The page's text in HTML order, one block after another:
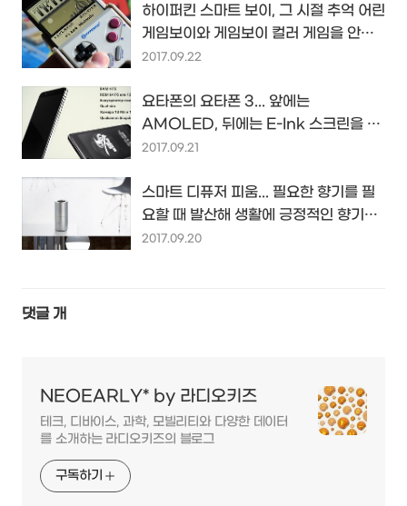
하이퍼킨 스마트 보이, 그 시절 추억 어린
게임보이와 게임보이 컬러 게임을 안드
로이드폰에서 즐긴다
2017.09.22
요타폰의 요타폰 3... 앞에는
AMOLED, 뒤에는 E-Ink 스크린을 단
듀얼 스크린폰, 세 번째 후속작 등장...
2017.09.21
스마트 디퓨저 피움... 필요한 향기를 필
요할 때 발산해 생활에 긍정적인 향기와
효과를 더할 아이템...
2017.09.20
댓글 개
NEOEARLY* by 라디오키즈
테크, 디바이스, 과학, 모빌리티와 다양한 데이터
를 소개하는 라디오키즈의 블로그
구독하기